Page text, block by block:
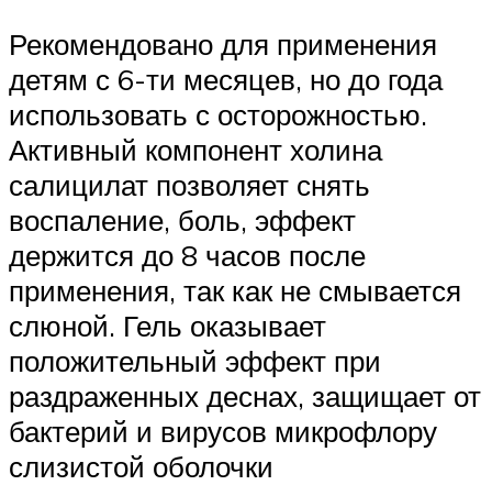
Рекомендовано для применения
детям с 6-ти месяцев, но до года
использовать с осторожностью.
Активный компонент холина
салицилат позволяет снять
воспаление, боль, эффект
держится до 8 часов после
применения, так как не смывается
слюной. Гель оказывает
положительный эффект при
раздраженных деснах, защищает от
бактерий и вирусов микрофлору
слизистой оболочки